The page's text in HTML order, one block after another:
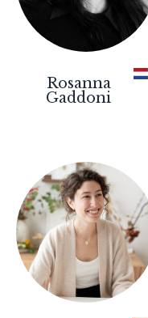
Rosanna
Gaddoni